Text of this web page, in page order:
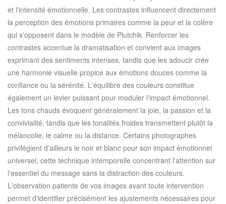
et l'intensité émotionnelle. Les contrastes influencent directement
la perception des émotions primaires comme la peur et la colère
qui s'opposent dans le modèle de Plutchik. Renforcer les
contrastes accentue la dramatisation et convient aux images
exprimant des sentiments intenses, tandis que les adoucir crée
une harmonie visuelle propice aux émotions douces comme la
confiance ou la sérénité. L'équilibre des couleurs constitue
également un levier puissant pour moduler l'impact émotionnel.
Les tons chauds évoquent généralement la joie, la passion et la
convivialité, tandis que les tonalités froides transmettent plutôt la
mélancolie, le calme ou la distance. Certains photographes
privilégient d'ailleurs le noir et blanc pour son impact émotionnel
universel, cette technique intemporelle concentrant l'attention sur
l'essentiel du message sans la distraction des couleurs.
L'observation patiente de vos images avant toute intervention
permet d'identifier précisément les ajustements nécessaires pour